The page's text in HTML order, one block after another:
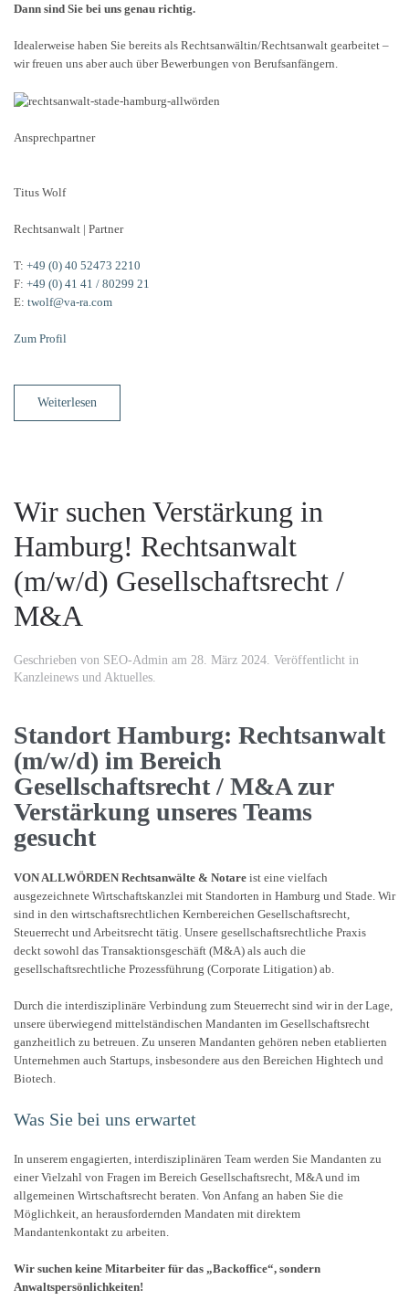
Dann sind Sie bei uns genau richtig.
Idealerweise haben Sie bereits als Rechtsanwältin/Rechtsanwalt gearbeitet –
wir freuen uns aber auch über Bewerbungen von Berufsanfängern.
Ansprechpartner
Titus Wolf
Rechtsanwalt | Partner
T: +49 (0) 40 52473 2210
F: +49 (0) 41 41 / 80299 21
E: twolf@va-ra.com
Zum Profil
Weiterlesen
Wir suchen Verstärkung in
Hamburg! Rechtsanwalt
(m/w/d) Gesellschaftsrecht /
M&A
Geschrieben von SEO-Admin am 28. März 2024. Veröffentlicht in
Kanzleinews und Aktuelles.
Standort Hamburg: Rechtsanwalt
(m/w/d) im Bereich
Gesellschaftsrecht / M&A zur
Verstärkung unseres Teams
gesucht
VON ALLWÖRDEN Rechtsanwälte & Notare ist eine vielfach
ausgezeichnete Wirtschaftskanzlei mit Standorten in Hamburg und Stade. Wir
sind in den wirtschaftsrechtlichen Kernbereichen Gesellschaftsrecht,
Steuerrecht und Arbeitsrecht tätig. Unsere gesellschaftsrechtliche Praxis
deckt sowohl das Transaktionsgeschäft (M&A) als auch die
gesellschaftsrechtliche Prozessführung (Corporate Litigation) ab.
Durch die interdisziplinäre Verbindung zum Steuerrecht sind wir in der Lage,
unsere überwiegend mittelständischen Mandanten im Gesellschaftsrecht
ganzheitlich zu betreuen. Zu unseren Mandanten gehören neben etablierten
Unternehmen auch Startups, insbesondere aus den Bereichen Hightech und
Biotech.
Was Sie bei uns erwartet
In unserem engagierten, interdisziplinären Team werden Sie Mandanten zu
einer Vielzahl von Fragen im Bereich Gesellschaftsrecht, M&A und im
allgemeinen Wirtschaftsrecht beraten. Von Anfang an haben Sie die
Möglichkeit, an herausfordernden Mandaten mit direktem
Mandantenkontakt zu arbeiten.
Wir suchen keine Mitarbeiter für das „Backoffice“, sondern
Anwaltspersönlichkeiten!